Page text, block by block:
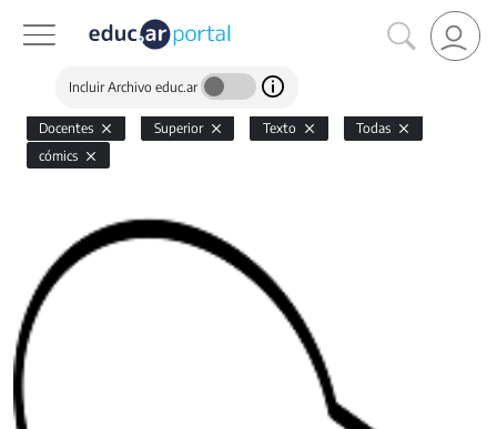
Incluir Archivo educ.ar
Docentes Superior Texto
Todas
cómics